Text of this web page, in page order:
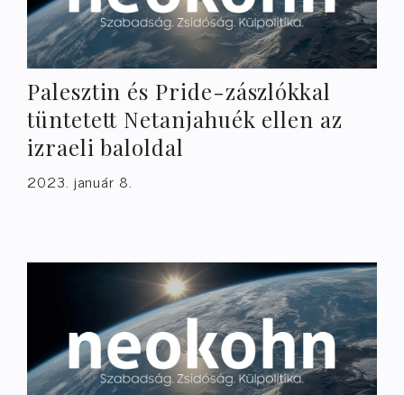
Palesztin és Pride-zászlókkal
tüntetett Netanjahuék ellen az
izraeli baloldal
2023. január 8.